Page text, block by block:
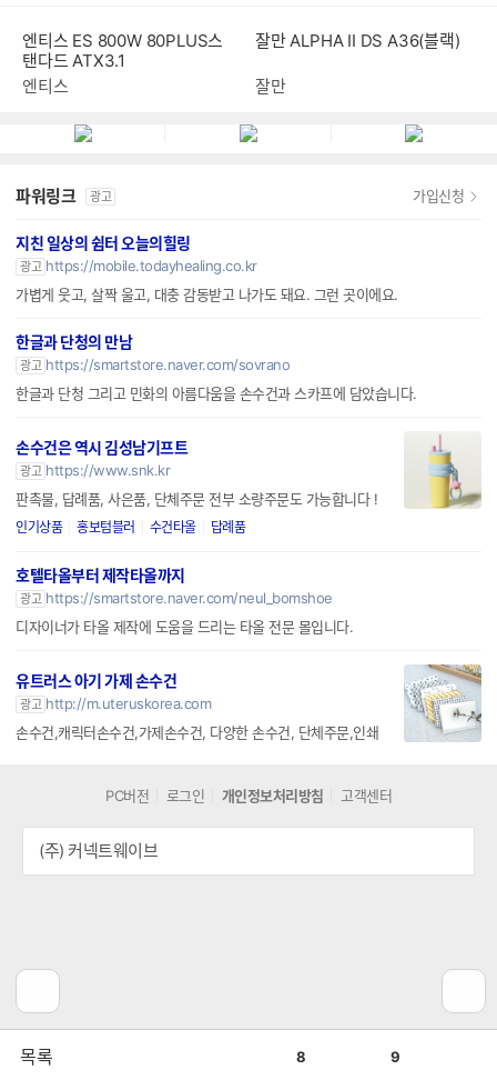
엔티스 ES 800W 80PLUS스
탠다드 ATX3.1
엔티스
잘만 ALPHA II DS A36(블랙)
잘만
파워링크 광고 가입신청
지친 일상의 쉼터 오늘의힐링
광고 https://mobile.todayhealing.co.kr
가볍게 웃고, 살짝 울고, 대충 감동받고 나가도 돼요. 그런 곳이에요.
한글과 단청의 만남
광고 https://smartstore.naver.com/sovrano
한글과 단청 그리고 민화의 아름다움을 손수건과 스카프에 담았습니다.
손수건은 역시 김성남기프트
광고 https://www.snk.kr
판촉물, 답례품, 사은품, 단체주문 전부 소량주문도 가능합니다 !
인기상품 홍보텀블러 수건타올 답례품
호텔타올부터 제작타올까지
광고 https://smartstore.naver.com/neul_bomshoe
디자이너가 타올 제작에 도움을 드리는 타올 전문 몰입니다.
유트러스 아기 가제 손수건
광고 http://m.uteruskorea.com
손수건,캐릭터손수건,가제손수건, 다양한 손수건, 단체주문,인쇄
PC버전 로그인 개인정보처리방침 고객센터
(주) 커넥트웨이브
목록 8 9